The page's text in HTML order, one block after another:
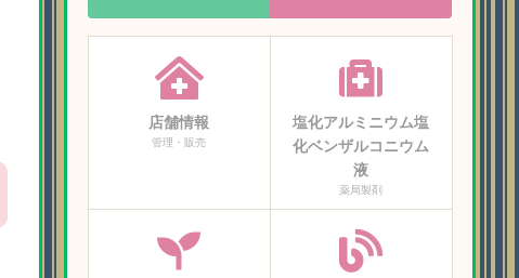
店舗情報
管理・販売
塩化アルミニウム塩
化ベンザルコニウム
液
薬局製剤